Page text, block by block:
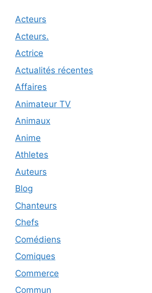
Acteurs
Acteurs.
Actrice
Actualités récentes
Affaires
Animateur TV
Animaux
Anime
Athletes
Auteurs
Blog
Chanteurs
Chefs
Comédiens
Comiques
Commerce
Commun